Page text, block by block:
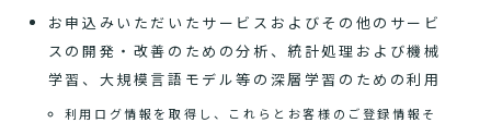
お申込みいただいたサービスおよびその他のサービ
スの開発・改善のための分析、統計処理および機械
学習、大規模言語モデル等の深層学習のための利用
利用ログ情報を取得し、これらとお客様のご登録情報そ